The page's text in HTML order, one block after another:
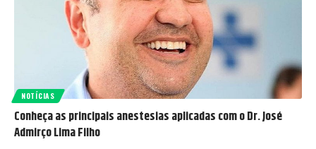
NOTÍCIAS
Conheça as principais anestesias aplicadas com o Dr. José
Admirço Lima Filho